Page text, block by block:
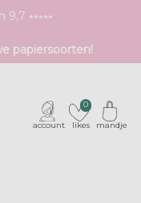
⭒⭒⭒⭒⭒
druktechnieken
papiersoorten!
account likes
0
mandje